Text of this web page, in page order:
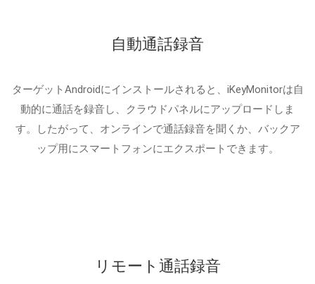
自動通話録音
ターゲットAndroidにインストールされると、iKeyMonitorは自
動的に通話を録音し、クラウドパネルにアップロードしま
す。したがって、オンラインで通話録音を聞くか、バックア
ップ用にスマートフォンにエクスポートできます。
リモート通話録音